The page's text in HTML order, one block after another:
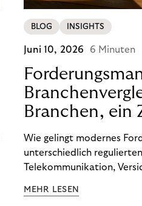
BLOG INSIGHTS
Juni 10, 2026 6 Minuten
Branchen, ein
Wie gelingt modernes
unterschiedlich
Telekommunikation,
wirksam reduzieren will,
MEHR LESEN